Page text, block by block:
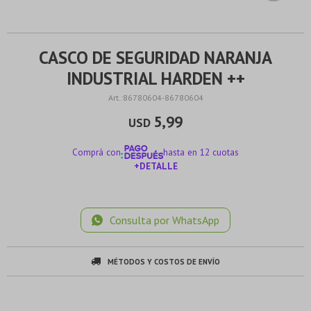
CASCO DE SEGURIDAD NARANJA
INDUSTRIAL HARDEN ++
86780604-86780604
USD 5,99
Comprá con
hasta en 12 cuotas
+DETALLE
Consulta por WhatsApp
MÉTODOS Y COSTOS DE ENVÍO